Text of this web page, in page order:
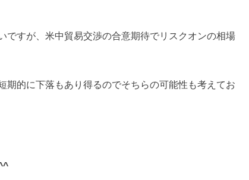
ですが、米中貿易交渉の合意期待でリスクオンの相場
期的に下落もあり得るのでそちらの可能性も考えてお